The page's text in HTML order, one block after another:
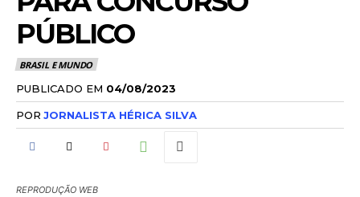
PÚBLICO
BRASIL E MUNDO
PUBLICADO EM 04/08/2023
POR JORNALISTA HÉRICA SILVA
REPRODUÇÃO WEB